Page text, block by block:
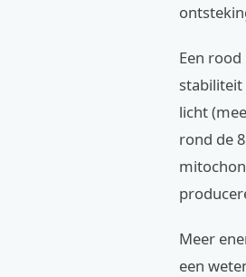
Een
stabiliteit
licht
rond de
Meer
een